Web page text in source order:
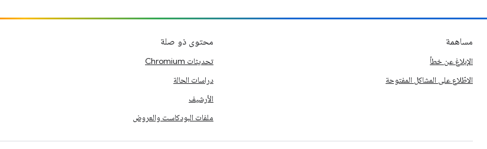
مساهمة
الإبلاغ عن خطأ
الاطّلاع على المشاكل المفتوحة
محتوى ذو صلة
تحديثات Chromium
دراسات الحالة
الأرشيف
ملفات البودكاست والعروض